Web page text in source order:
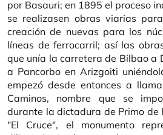
por Basauri; en 1895 el proceso
se realizasen obras viarias
creación de nuevas para los
líneas de ferrocarril; así las
que unía la carretera de Bilbao a
a Pancorbo en Arizgoiti
empezó desde entonces a
Caminos, nombre que se
durante la dictadura de Primo de
"El Cruce", el monumento